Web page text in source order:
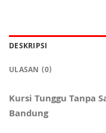
DESKRIPSI
ULASAN (0)
Kursi Tunggu Tanpa
Bandung